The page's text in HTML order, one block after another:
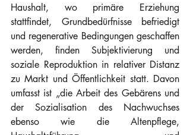
Haushalt, wo primäre Erziehung
stattfindet, Grundbedürfnisse befriedigt
und regenerative Bedingungen geschaffen
werden, finden Subjektivierung und
soziale Reproduktion in relativer Distanz
zu Markt und Öffentlichkeit statt. Davon
umfasst ist „die Arbeit des Gebärens und
der Sozialisation des Nachwuchses
ebenso wie die Altenpflege,